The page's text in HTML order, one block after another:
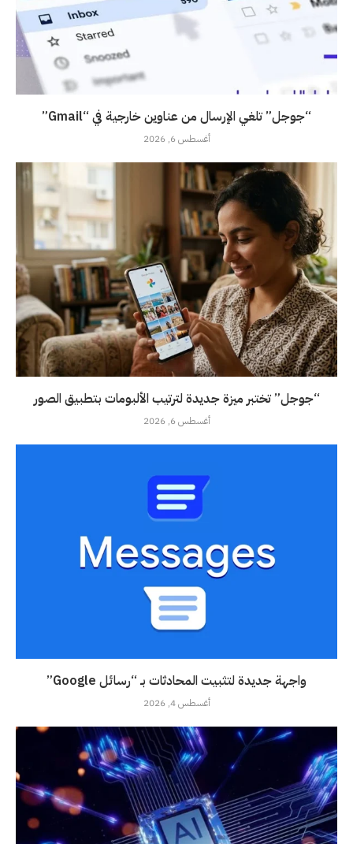
“جوجل” تلغي الإرسال من عناوين خارجية في “Gmail”
أغسطس 6, 2026
“جوجل” تختبر ميزة جديدة لترتيب الألبومات بتطبيق الصور
أغسطس 6, 2026
واجهة جديدة لتثبيت المحادثات بـ “رسائل Google”
أغسطس 4, 2026